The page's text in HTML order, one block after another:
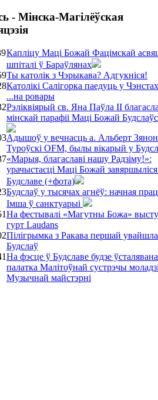
- Мінска-Магілёўская
Капліцу Маці Божай Фацімскай
шпіталі ў Бараўлянах
Ты католік з Чэрыкава? Адгукніся!
Католікі Салігорка паедуць у
...на ровары
Рэліквіярый св. Яна Паўла ІІ
мінскай парафіі Маці Божай
Адышоў у вечнасць а. Альберт Зянон
Туроўскі OFM, былы вікарый у
«Марыя, благаславі нашу Радзіму!»:
урачыстасці Маці Божай
Будславе (+фота)
Будслаў у тысячах агнёў: начная
Імша ў санктуарыі
На фестывалі «Магутны Божа»
гурт Laudans
Пілігрымка з Ракава першай
Будслаў
На фэсце ў Будславе будзе ўсталявана
палатка Малітоўнай сустрэчы
Музычнай майстэрні